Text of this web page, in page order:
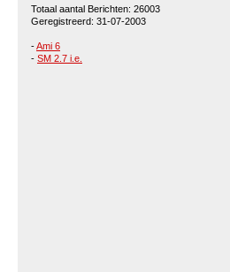
Totaal aantal Berichten: 26003
Geregistreerd: 31-07-2003
-Ami 6
- SM 2.7 i.e.